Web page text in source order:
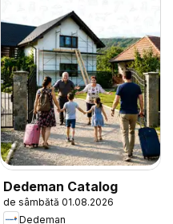
Dedeman Catalog
de sâmbătă 01.08.2026
Dedeman